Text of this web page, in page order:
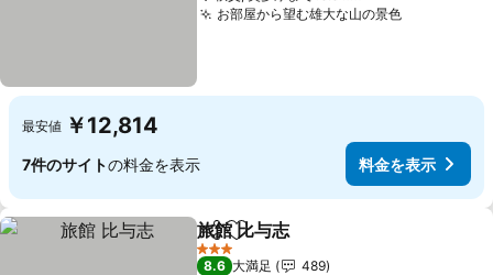
お部屋から望む雄大な山の景色料金を表示
最安値 ￥12,814
7件のサイトの料金を表示 料金を表示
シェアお気に入りに追加
旅館 比与志
3 ホテルのランク
8.6 大満足
489